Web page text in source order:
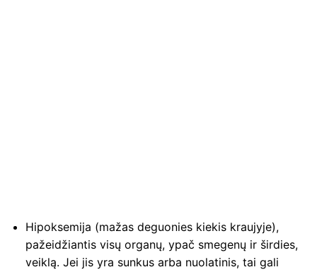
Hipoksemija (mažas deguonies kiekis kraujyje),
pažeidžiantis visų organų, ypač smegenų ir širdies,
veiklą. Jei jis yra sunkus arba nuolatinis, tai gali